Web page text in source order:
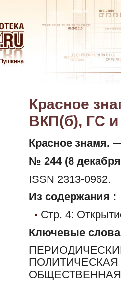
Красное
ВКП(б), ГС
Красное знамя. —
№ 244 (8
ISSN 2313-0962.
Из содержания :
Стр. 4:
Ключевые слова